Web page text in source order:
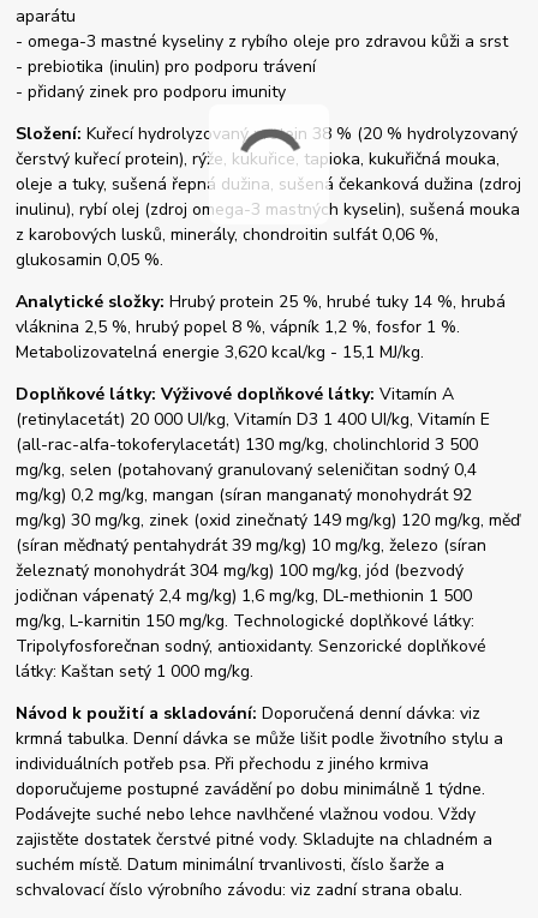
aparátu
- omega-3 mastné kyseliny z rybího oleje pro zdravou kůži a srst
- prebiotika (inulin) pro podporu trávení
- přidaný zinek pro podporu imunity
Složení: Kuřecí hydrolyzovaný protein 38 % (20 % hydrolyzovaný
čerstvý kuřecí protein), rýže, kukuřice, tapioka, kukuřičná mouka,
oleje a tuky, sušená řepná dužina, sušená čekanková dužina (zdroj
inulinu), rybí olej (zdroj omega-3 mastných kyselin), sušená mouka
z karobových lusků, minerály, chondroitin sulfát 0,06 %,
glukosamin 0,05 %.
Analytické složky:Hrubý protein 25 %, hrubé tuky 14 %, hrubá
vláknina 2,5 %, hrubý popel 8 %, vápník 1,2 %, fosfor 1 %.
Metabolizovatelná energie 3,620 kcal/kg - 15,1 MJ/kg.
Doplňkové látky: Výživové doplňkové látky: Vitamín A
(retinylacetát) 20 000 UI/kg, Vitamín D3 1 400 UI/kg, Vitamín E
(all-rac-alfa-tokoferylacetát) 130 mg/kg, cholinchlorid 3 500
mg/kg, selen (potahovaný granulovaný seleničitan sodný 0,4
mg/kg) 0,2 mg/kg, mangan (síran manganatý monohydrát 92
mg/kg) 30 mg/kg, zinek (oxid zinečnatý 149 mg/kg) 120 mg/kg, měď
(síran měďnatý pentahydrát 39 mg/kg) 10 mg/kg, železo (síran
železnatý monohydrát 304 mg/kg) 100 mg/kg, jód (bezvodý
jodičnan vápenatý 2,4 mg/kg) 1,6 mg/kg, DL-methionin 1 500
mg/kg, L-karnitin 150 mg/kg. Technologické doplňkové látky:
Tripolyfosforečnan sodný, antioxidanty. Senzorické doplňkové
látky: Kaštan setý 1 000 mg/kg.
Návod k použití a skladování:Doporučená denní dávka: viz
krmná tabulka. Denní dávka se může lišit podle životního stylu a
individuálních potřeb psa. Při přechodu z jiného krmiva
doporučujeme postupné zavádění po dobu minimálně 1 týdne.
Podávejte suché nebo lehce navlhčené vlažnou vodou. Vždy
zajistěte dostatek čerstvé pitné vody. Skladujte na chladném a
suchém místě. Datum minimální trvanlivosti, číslo šarže a
schvalovací číslo výrobního závodu: viz zadní strana obalu.